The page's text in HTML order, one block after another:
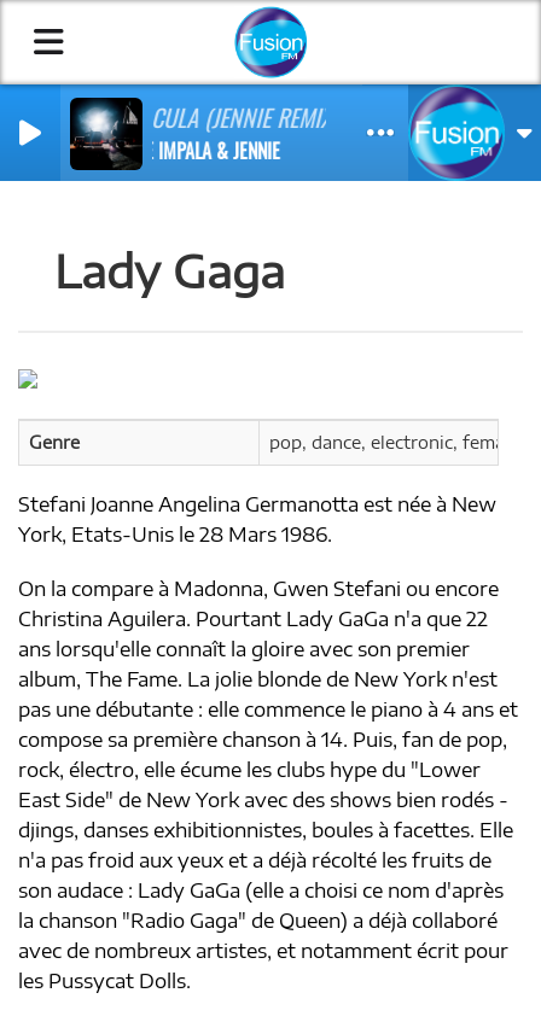
DRACULA (JENNIE REMIX)
TAME IMPALA & JENNIE
Lady Gaga
Genre pop, dance, electronic, female
Stefani Joanne Angelina Germanotta est née à New
York, Etats-Unis le 28 Mars 1986.
On la compare à Madonna, Gwen Stefani ou encore
Christina Aguilera. Pourtant Lady GaGa n'a que 22
ans lorsqu'elle connaît la gloire avec son premier
album, The Fame. La jolie blonde de New York n'est
pas une débutante : elle commence le piano à 4 ans et
compose sa première chanson à 14. Puis, fan de pop,
rock, électro, elle écume les clubs hype du "Lower
East Side" de New York avec des shows bien rodés -
djings, danses exhibitionnistes, boules à facettes. Elle
n'a pas froid aux yeux et a déjà récolté les fruits de
son audace : Lady GaGa (elle a choisi ce nom d'après
la chanson "Radio Gaga" de Queen) a déjà collaboré
avec de nombreux artistes, et notamment écrit pour
les Pussycat Dolls.